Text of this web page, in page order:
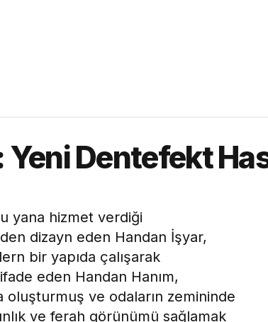
Yeni Dentefekt
yana hizmet verdiği
dizayn eden Handan İşyar,
bir yapıda çalışarak
eden Handan Hanım,
oluşturmuş ve odaların zemininde
ve ferah görünümü sağlamak